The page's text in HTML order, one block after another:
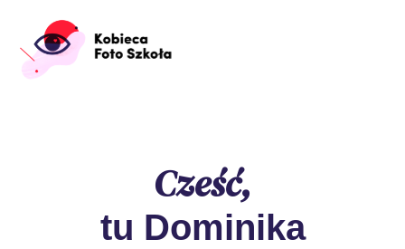
Cześć,
tu Dominika